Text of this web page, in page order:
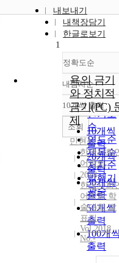
내보내기
내책장담기
한글로보기
정확도순
정확도
순
인기도
순
연도순
제목순
저자순
발행기
관순
내림차순
내림차
10개씩 출력
10개씩
출력
20개씩
출력
30개씩
출력
50개씩
출력
100개
출력
조회
1
욕의 금기
와 정치적
금기(PC)
제
민현식
한국사회
어학회
2018
한국사회
어학회 학
술대회 발
표집
Vol.2018
No.-